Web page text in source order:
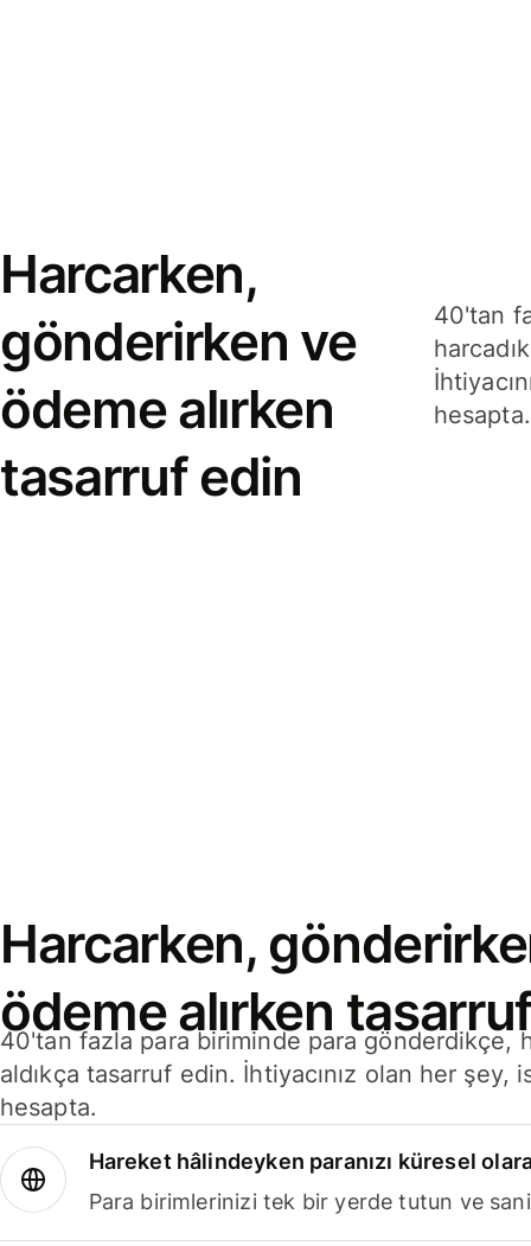
Harcarken,
gönderirken ve
ödeme alırken
tasarruf edin
40'tan
hesapta.
Harcarken,
ödeme alırken
40'tan fazla para biriminde para gönderdikçe,
aldıkça tasarruf edin. İhtiyacınız olan her
hesapta.
Hareket hâlindeyken paranızı küresel
Para birimlerinizi tek bir yerde tutun ve